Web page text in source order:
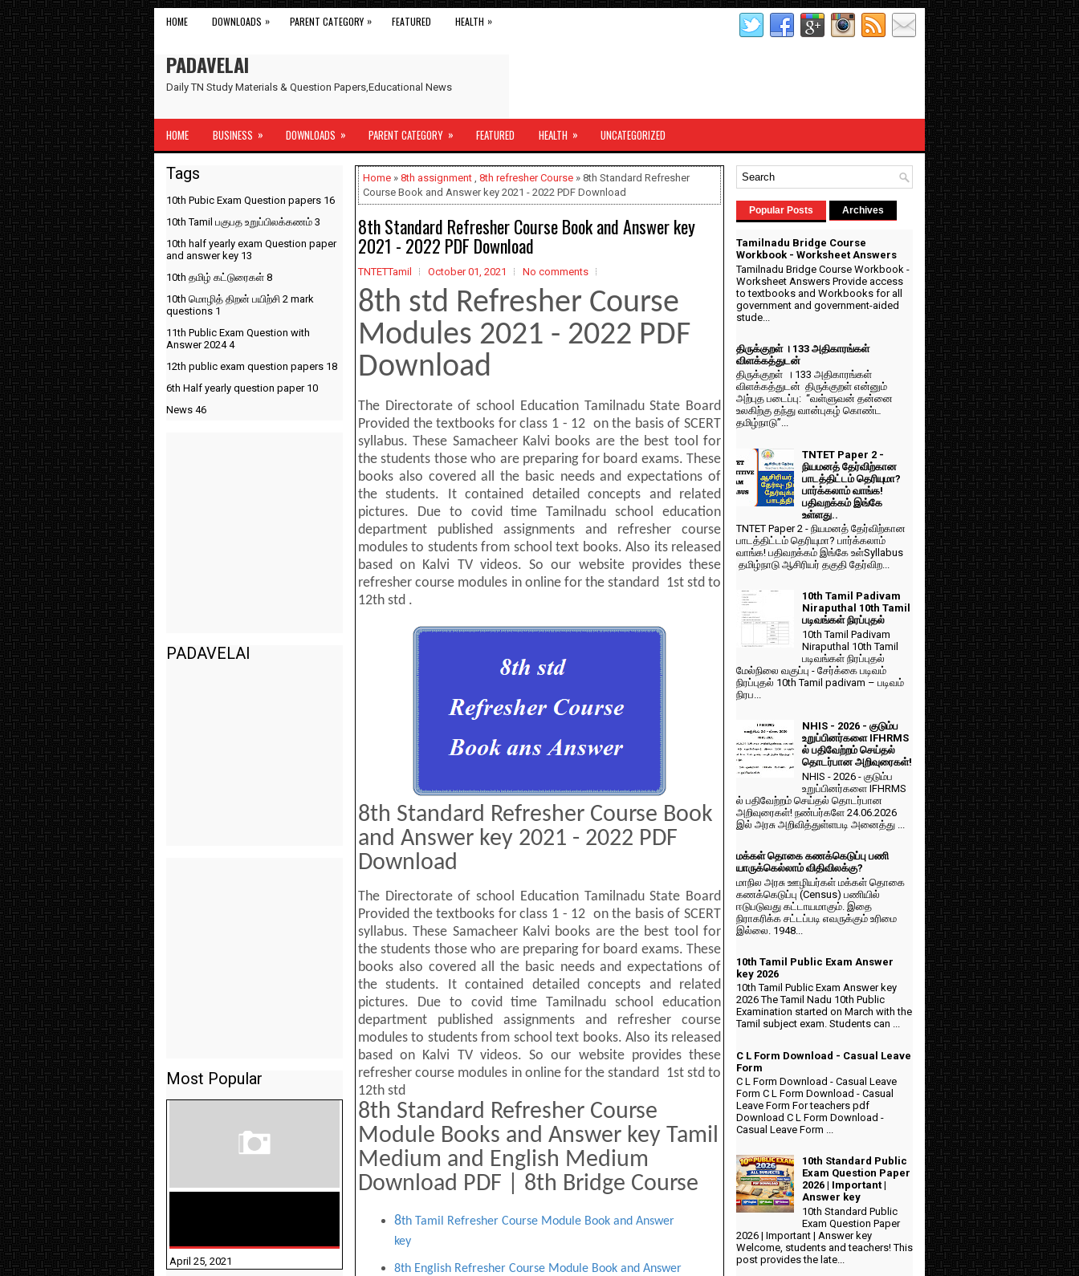
HOME DOWNLOADS » PARENT CATEGORY » FEATURED HEALTH »
PADAVELAI
Daily TN Study Materials & Question Papers,Educational News
HOME BUSINESS » DOWNLOADS » PARENT CATEGORY » FEATURED HEALTH » UNCATEGORIZED
Home » 8th assignment , 8th refresher Course » 8th Standard Refresher
Course Book and Answer key 2021 - 2022 PDF Download
8th Standard Refresher Course Book and Answer key
2021 - 2022 PDF Download
TNTETTamil October 01, 2021 No comments
8th std Refresher Course
Modules 2021 - 2022 PDF
Download
The Directorate of school Education Tamilnadu State Board
Provided the textbooks for class 1 - 12 on the basis of SCERT
syllabus. These Samacheer Kalvi books are the best tool for
the students those who are preparing for board exams. These
books also covered all the basic needs and expectations of
the students. It contained detailed concepts and related
pictures. Due to covid time Tamilnadu school education
department published assignments and refresher course
modules to students from school text books. Also its released
based on Kalvi TV videos. So our website provides these
refresher course modules in online for the standard 1st std to
12th std .
8th Standard Refresher Course Book
and Answer key 2021 - 2022 PDF
Download
The Directorate of school Education Tamilnadu State Board
Provided the textbooks for class 1 - 12 on the basis of SCERT
syllabus. These Samacheer Kalvi books are the best tool for
the students those who are preparing for board exams. These
books also covered all the basic needs and expectations of
the students. It contained detailed concepts and related
pictures. Due to covid time Tamilnadu school education
department published assignments and refresher course
modules to students from school text books. Also its released
based on Kalvi TV videos. So our website provides these
refresher course modules in online for the standard 1st std to
12th std
8th Standard Refresher Course
Module Books and Answer key Tamil
Medium and English Medium
Download PDF | 8th Bridge Course
8th Tamil Refresher Course Module Book and Answer
key
8th English Refresher Course Module Book and Answer
Tags
10th Pubic Exam Question papers 16
10th Tamil பகுபத உறுப்பிலக்கணம் 3
10th half yearly exam Question paper
and answer key 13
10th தமிழ் கட்டுரைகள் 8
10th மொழித் திறன் பயிற்சி 2 mark
questions 1
11th Public Exam Question with
Answer 20244
12th public exam question papers 18
6th Half yearly question paper 10
News 46
PADAVELAI
Most Popular
April 25, 2021
Popular Posts Archives
Tamilnadu Bridge Course
Workbook - Worksheet Answers
Tamilnadu Bridge Course Workbook -
Worksheet Answers Provide access
to textbooks and Workbooks for all
government and government-aided
stude...
திருக்குறள் । 133 அதிகாரங்கள்
விளக்கத்துடன்
திருக்குறள் । 133 அதிகாரங்கள்
விளக்கத்துடன் திருக்குறள் என்னும்
அற்புத படைப்பு: “வள்ளுவன் தன்னை
உலகிற்கு தந்து வான்புகழ் கொண்ட
தமிழ்நாடு”...
TNTET Paper 2 -
நியமனத் தேர்விற்கான
பாடத்திட்டம் தெரியுமா?
பார்க்கலாம் வாங்க!
பதிவறக்கம் இங்கே
உள்ளது..
TNTET Paper 2 - நியமனத் தேர்விற்கான
பாடத்திட்டம் தெரியுமா? பார்க்கலாம்
வாங்க! பதிவறக்கம் இங்கே உள்Syllabus
தமிழ்நாடு ஆசிரியர் தகுதி தேர்விற...
10th Tamil Padivam
Niraputhal 10th Tamil
படிவங்கள் நிரப்புதல்
10th Tamil Padivam
Niraputhal 10th Tamil
படிவங்கள் நிரப்புதல்
மேல்நிலை வகுப்பு - சேர்க்கை படிவம்
நிரப்புதல் 10th Tamil padivam – படிவம்
நிரப...
NHIS - 2026 - குடும்ப
உறுப்பினர்களை IFHRMS
ல் பதிவேற்றம் செய்தல்
தொடர்பான அறிவுரைகள்!
NHIS - 2026 - குடும்ப
உறுப்பினர்களை IFHRMS
ல் பதிவேற்றம் செய்தல் தொடர்பான
அறிவுரைகள்! நண்பர்களே 24.06.2026
இல் அரசு அறிவித்துள்ளபடி அனைத்து ...
மக்கள் தொகை கணக்கெடுப்பு பணி
யாருக்கெல்லாம் விதிவிலக்கு?
மாநில அரசு ஊழியர்கள் மக்கள் தொகை
கணக்கெடுப்பு (Census) பணியில்
ஈடுபடுவது கட்டாயமாகும். இதை
நிராகரிக்க சட்டப்படி எவருக்கும் உரிமை
இல்லை. 1948...
10th Tamil Public Exam Answer
key 2026
10th Tamil Public Exam Answer key
2026 The Tamil Nadu 10th Public
Examination started on March with the
Tamil subject exam. Students can ...
C L Form Download - Casual Leave
Form
C L Form Download - Casual Leave
Form C L Form Download - Casual
Leave Form For teachers pdf
Download C L Form Download -
Casual Leave Form ...
10th Standard Public
Exam Question Paper
2026 | Important |
Answer key
10th Standard Public
Exam Question Paper
2026 | Important | Answer key
Welcome, students and teachers! This
post provides the late...